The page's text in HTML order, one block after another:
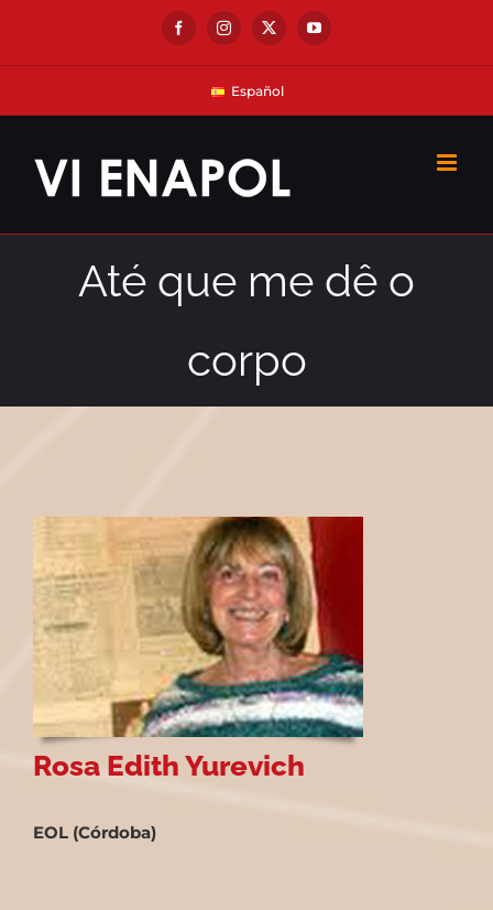
content
FacebookInstagram
X YouTube
Español
Até que me dê o
corpo
Rosa Edith Yurevich
EOL (Córdoba)